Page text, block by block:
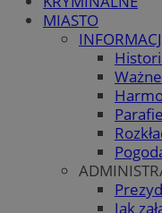
MIASTO
Jak